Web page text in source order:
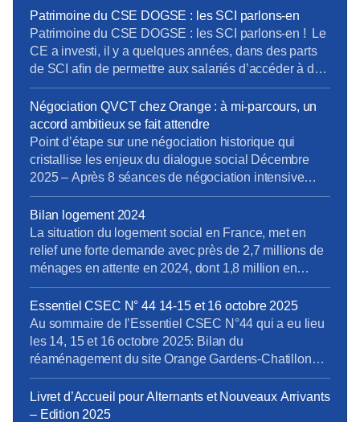
Patrimoine du CSE DOGSE : les SCI parlons-en
Patrimoine du CSE DOGSE : les SCI parlons-en ! Le
CE a investi, il y a quelques années, dans des parts
de SCI afin de permettre aux salariés d’accéder à des
villages vacances à moindre cout. La vente de ces
parts reviendrait à céder cet investissement et à
récupérer des fonds. A l’initiative du bureau […]
Négociation QVCT chez Orange : à mi-parcours, un
accord ambitieux se fait attendre
Point d’étape sur une négociation historique qui
cristallise les enjeux du dialogue social Décembre
2025 – Après 8 séances de négociation intensive
depuis juin dernier, la première négociation d’un
accord Qualité de Vie et Conditions de Travail
(QVCT) dans l’histoire d’Orange Groupe France
révèle un paradoxe saisissant : la direction nous parle
de bien-être au travail, […]
Bilan logement 2024
La situation du logement social en France, met en
relief une forte demande avec près de 2,7 millions de
ménages en attente en 2024, dont 1,8 million en
attente d’un premier logement. La baisse des
attributions de logements sociaux, qui ont atteint
seulement 383 700 en 2024, accentue ces difficultés.
La France dispose d’environ 4,2 […]
Essentiel CSEC N° 44 14-15 et 16 octobre 2025
Au sommaire de l’Essentiel CSEC N°44 qui a eu lieu
les 14, 15 et 16 octobre 2025: Bilan du
réaménagement du site Orange Gardens-Chatillon
Speech Analytics Développement des compétences
Evolution des modes de fonctionnement de
l’intervention Bilan logement 2024 Rapport handicap
Livret d’Accueil pour Alternants et Nouveaux Arrivants
– Edition 2025